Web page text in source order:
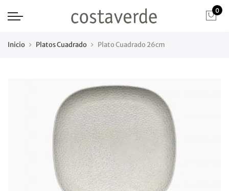
0
Inicio Platos Cuadrado Plato Cuadrado 26cm